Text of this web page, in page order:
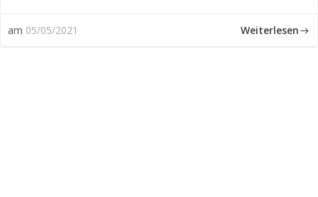
am 05/05/2021 Weiterlesen